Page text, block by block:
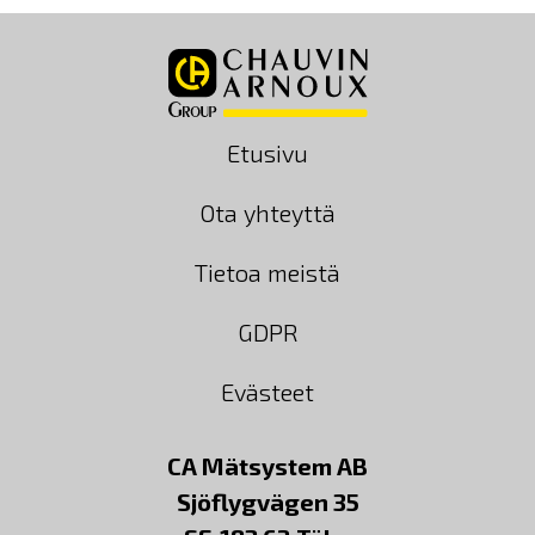
Etusivu
Ota yhteyttä
Tietoa meistä
GDPR
Evästeet
CA Mätsystem AB
Sjöflygvägen 35